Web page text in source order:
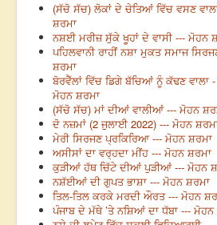
(ਸੱਚੋ ਸੱਚ) ਲੋਕਾਂ ਦੇ ਚੇਤਿਆਂ ਵਿੱਚ ਵਸਣ
ਸ਼ਰਮਾ
ਨਸ਼ਈ ਮਰੀਜ਼ ਸੁੱਕੇ ਖੂਹਾਂ ਦੇ ਵਾਸੀ --- ਮੋਹਨ
ਪਹਿਲਵਾਨੀ ਰਾਹੀਂ ਨਸ਼ਾ ਮੁਕਤ ਸਮਾਜ
ਸ਼ਰਮਾ
ਬੋਰਵੈੱਲਾਂ ਵਿੱਚ ਡਿਗੇ ਬੱਚਿਆਂ ਨੂੰ ਕੱਢਣ ਵਾਲਾ
ਮੋਹਨ ਸ਼ਰਮਾ
(ਸੱਚੋ ਸੱਚ) ਮਾਂ ਦੀਆਂ ਵਾਲੀਆਂ --- ਮੋਹਨ
ਦੋ ਨਜ਼ਮਾਂ (2 ਜੁਲਾਈ 2022) --- ਮੋਹਨ
ਮੇਰੀ ਸਿਰਜਣ ਪ੍ਰਕਿਰਿਆ --- ਮੋਹਨ ਸ਼ਰਮਾ
ਅਸੀਸਾਂ ਦਾ ਵਰ੍ਹਦਾ ਮੀਂਹ --- ਮੋਹਨ ਸ਼ਰਮਾ
ਕੁੜੀਆਂ ਹੱਥ ਚਿੱਟੇ ਦੀਆਂ ਪੁੜੀਆਂ --- ਮੋਹਨ
ਨਸ਼ੱਈਆਂ ਦੀ ਗੁਪਤ ਭਾਸ਼ਾ --- ਮੋਹਨ ਸ਼ਰਮਾ
ਤਿਲ-ਤਿਲ ਕਰਕੇ ਮਰਦੀ ਔਰਤ --- ਮੋਹਨ
ਪੰਜਾਬ ਦੇ ਮੱਥੇ ’ਤੇ ਨਸ਼ਿਆਂ ਦਾ ਧੱਬਾ --- ਮੋਹਨ